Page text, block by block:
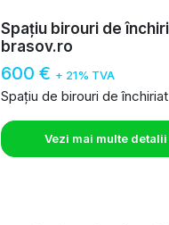
Spațiu birouri de
brasov.ro
600 € + 21% TVA
Spațiu de birouri de închiriat
Vezi mai multe detalii